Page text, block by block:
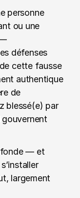
personne
ou une
défenses
cette fausse
authentique
de
blessé(e) par
— et
largement